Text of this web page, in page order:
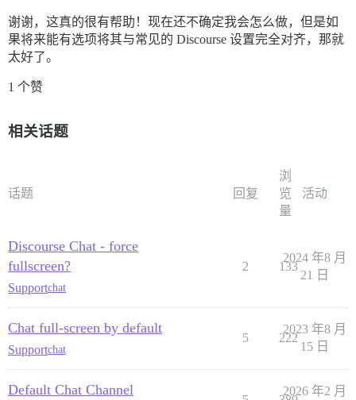
谢谢，这真的很有帮助！现在还不确定我会怎么做，但是如
果将来能有选项将其与常见的 Discourse 设置完全对齐，那就
太好了。
1 个赞
相关话题
话题 回复
浏
览
量
活动
Discourse Chat - force
fullscreen?
Supportchat
2 133
2024 年8 月
21 日
Chat full-screen by default
Supportchat
5 222
2023 年8 月
15 日
Default Chat Channel 2026 年2 月